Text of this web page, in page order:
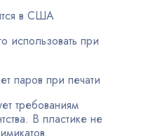
в США
использовать при
паров при печати
требованиям
В пластике не